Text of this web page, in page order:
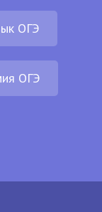
ОГЭ
ОГЭ